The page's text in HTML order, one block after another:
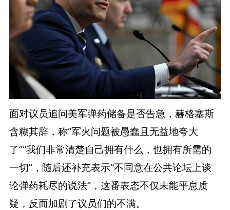
面对议员追问美军弹药储备是否告急，赫格塞斯
含糊其辞，称“军火问题被愚蠢且无益地夸大
了”“我们非常清楚自己拥有什么，也拥有所需的
一切”，随后还补充表示“不同意在公共论坛上谈
论弹药耗尽的说法”，这番表态不仅未能平息质
疑，反而加剧了议员们的不满。